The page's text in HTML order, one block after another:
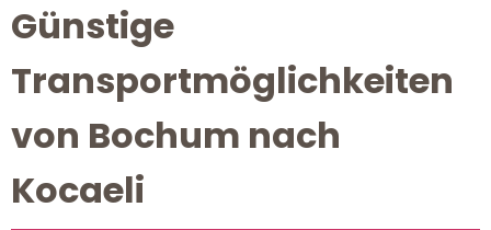
Günstige
Transportmöglichkeiten
von Bochum nach
Kocaeli